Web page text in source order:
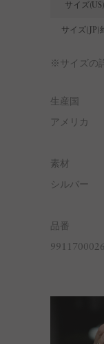
サイズ(US)
サイズ(JP)
※サイズの
生産国
アメリカ
素材
シルバー
品番
9911700026